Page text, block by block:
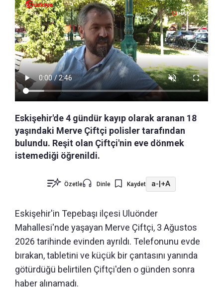
Eskişehir'de 4 gündür kayıp olarak aranan 18
yaşındaki Merve Çiftçi polisler tarafından
bulundu. Reşit olan Çiftçi'nin eve dönmek
istemediği öğrenildi.
Özetle Dinle Kaydet a-|+A
Eskişehir'in Tepebaşı ilçesi Uluönder
Mahallesi'nde yaşayan Merve Çiftçi, 3 Ağustos
2026 tarihinde evinden ayrıldı. Telefonunu evde
bırakan, tabletini ve küçük bir çantasını yanında
götürdüğü belirtilen Çiftçi'den o günden sonra
haber alınamadı.